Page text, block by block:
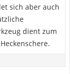
sich aber auch
dient zum